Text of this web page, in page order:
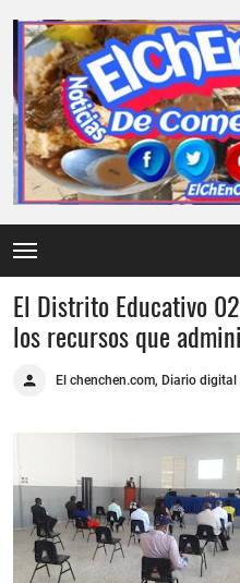
El Distrito Educativo
los recursos que
El chenchen.com, Diario digital